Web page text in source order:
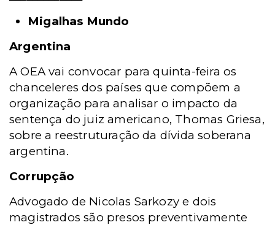
Migalhas Mundo
Argentina
A OEA vai convocar para quinta-feira os
chanceleres dos países que compõem a
organização para analisar o impacto da
sentença do juiz americano, Thomas Griesa,
sobre a reestruturação da dívida soberana
argentina.
Corrupção
Advogado de Nicolas Sarkozy e dois
magistrados são presos preventivamente